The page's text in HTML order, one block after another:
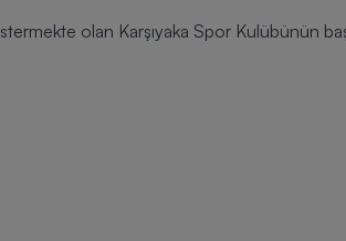
olan Karşıyaka Spor Kulübünün